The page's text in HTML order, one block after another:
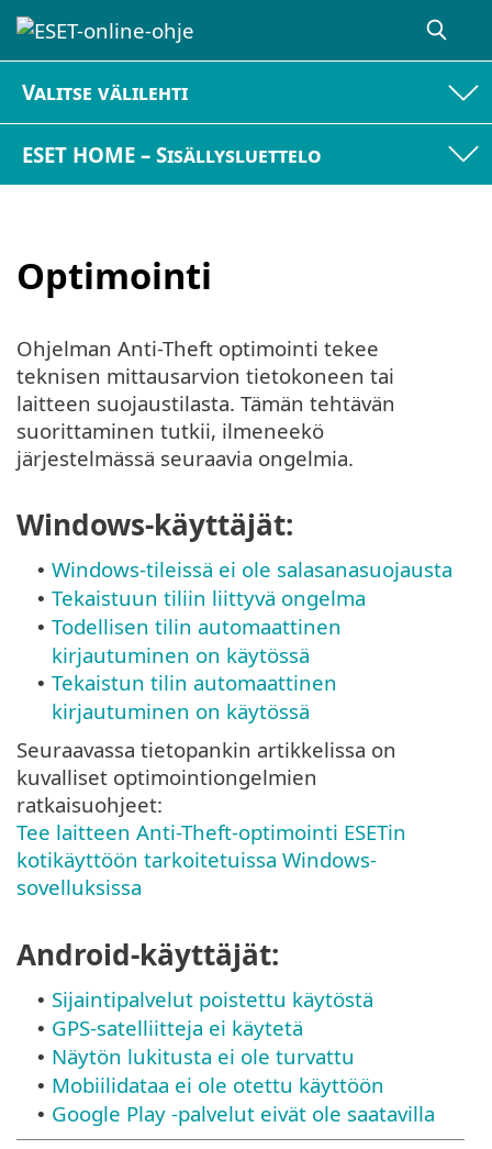
Valitse välilehti
ESET HOME – Sisällysluettelo
Optimointi
Ohjelman Anti-Theft optimointi tekee
teknisen mittausarvion tietokoneen tai
laitteen suojaustilasta. Tämän tehtävän
suorittaminen tutkii, ilmeneekö
järjestelmässä seuraavia ongelmia.
Windows-käyttäjät:
• Windows-tileissä ei ole salasanasuojausta
• Tekaistuun tiliin liittyvä ongelma
• Todellisen tilin automaattinen
kirjautuminen on käytössä
• Tekaistun tilin automaattinen
kirjautuminen on käytössä
Seuraavassa tietopankin artikkelissa on
kuvalliset optimointiongelmien
ratkaisuohjeet:
Tee laitteen Anti-Theft-optimointi ESETin
kotikäyttöön tarkoitetuissa Windows-
sovelluksissa
Android-käyttäjät:
• Sijaintipalvelut poistettu käytöstä
• GPS-satelliitteja ei käytetä
• Näytön lukitusta ei ole turvattu
• Mobiilidataa ei ole otettu käyttöön
• Google Play -palvelut eivät ole saatavilla